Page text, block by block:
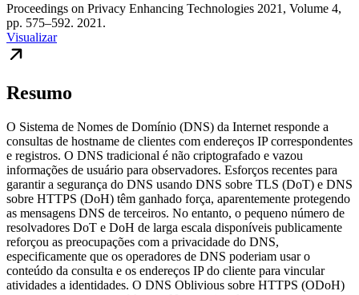
Proceedings on Privacy Enhancing Technologies 2021, Volume 4,
pp. 575–592. 2021.
Visualizar
Resumo
O Sistema de Nomes de Domínio (DNS) da Internet responde a
consultas de hostname de clientes com endereços IP correspondentes
e registros. O DNS tradicional é não criptografado e vazou
informações de usuário para observadores. Esforços recentes para
garantir a segurança do DNS usando DNS sobre TLS (DoT) e DNS
sobre HTTPS (DoH) têm ganhado força, aparentemente protegendo
as mensagens DNS de terceiros. No entanto, o pequeno número de
resolvadores DoT e DoH de larga escala disponíveis publicamente
reforçou as preocupações com a privacidade do DNS,
especificamente que os operadores de DNS poderiam usar o
conteúdo da consulta e os endereços IP do cliente para vincular
atividades a identidades. O DNS Oblivious sobre HTTPS (ODoH)